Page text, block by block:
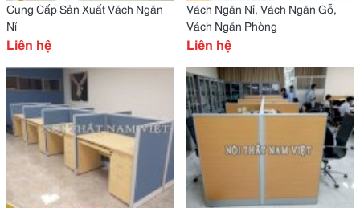
Cung Cấp Sản Xuất Vách Ngăn
Nỉ
Liên hệ
Vách Ngăn Nỉ, Vách Ngăn Gỗ,
Vách Ngăn Phòng
Liên hệ